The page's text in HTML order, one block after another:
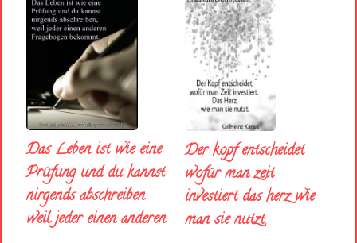
Das Leben ist wie eine
Prüfung und du kannst
nirgends abschreiben
weil jeder einen anderen
Der kopf entscheidet
wofür man zeit
investiert das herz wie
man sie nutzt